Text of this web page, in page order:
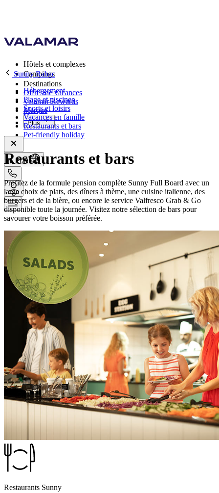
Hôtels et complexes
Campings
Destinations
Offres de vacances
Valamar Rewards
Marque
Plus
fr, EUR
Sunny Rabac
Hébergement
Plage et piscines
Sports et loisirs
Vacances en famille
Restaurants et bars
Pet-friendly holiday
Restaurants et bars
Profitez de la formule pension complète Sunny Full Board avec un
large choix de plats, des dîners à thème, une cuisine italienne, des
burgers et de la bière, ou encore le service Valfresco Grab & Go
disponible toute la journée. Visitez notre sélection de bars pour
savourer votre boisson préférée.
Restaurants Sunny